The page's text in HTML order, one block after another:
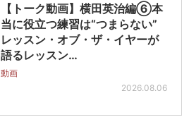
【トーク動画】横田英治編⑥本
当に役立つ練習は“つまらない”
レッスン・オブ・ザ・イヤーが
語るレッスン…
動画
2026.08.06